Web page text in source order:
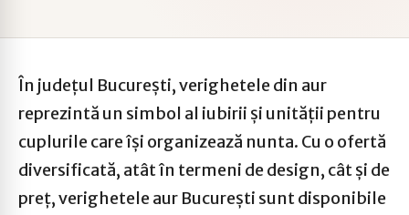
În județul București, verighetele din aur
reprezintă un simbol al iubirii și unității pentru
cuplurile care își organizează nunta. Cu o ofertă
diversificată, atât în termeni de design, cât și de
preț, verighetele aur București sunt disponibile